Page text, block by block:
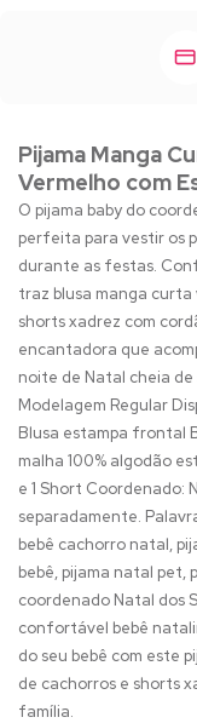
Pijama Manga
Vermelho com
O pijama baby do
perfeita para vestir os
durante as festas.
traz blusa manga curta
shorts xadrez com
encantadora que
noite de Natal cheia
Modelagem Regular
Blusa estampa frontal
malha 100% algodão
e 1 Short Coordenado:
separadamente.
bebê cachorro natal,
bebê, pijama natal pet,
coordenado Natal dos
confortável bebê
do seu bebê com este
de cachorros e shorts
família.